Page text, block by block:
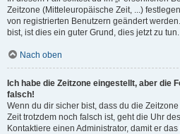
Zeitzone (Mitteleuropäische Zeit, ...)
von registrierten Benutzern geändert
bist, ist dies ein guter Grund, dies jetzt zu tun.
Nach oben
Ich habe die Zeitzone eingestellt, aber die
falsch!
Wenn du dir sicher bist, dass du die
Zeit trotzdem noch falsch ist, geht die Uhr
Kontaktiere einen Administrator, damit er